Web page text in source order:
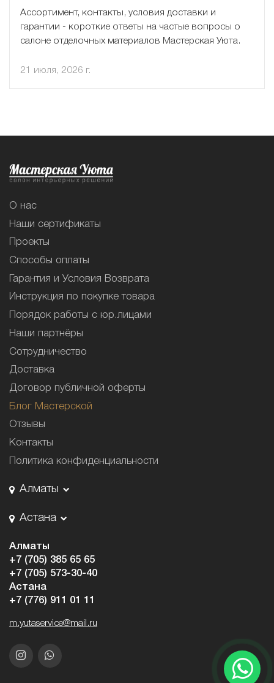
Ассортимент, контакты, условия доставки и
гарантии - короткие ответы на частые вопросы о
салоне отделочных материалов Мастерская Уюта.
21 июля, 2026 г.
О нас
Наши сертификаты
Проекты
Способы оплаты
Гарантия и Условия Возврата
Инструкция по покупке товара
Порядок работы с юр.лицами
Наши партнёры
Сотрудничество
Доставка
Договор публичной оферты
Блог Мастерской
Отзывы
Контакты
Политика конфиденциальности
Алматы
Астана
Алматы
+7 (705) 385 65 65
+7 (705) 573-30-40
Астана
+7 (776) 911 01 11
m.yutaservice@mail.ru